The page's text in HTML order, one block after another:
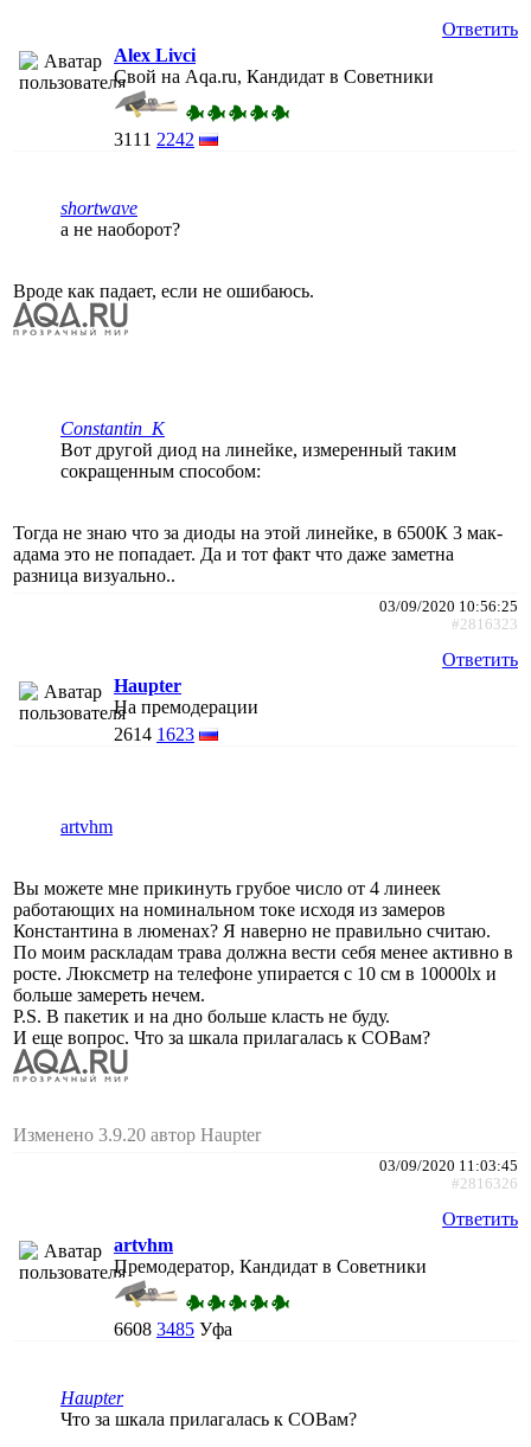
Ответить
Alex Livci
Свой на Aqa.ru, Кандидат в Советники
3111 2242
shortwave
а не наоборот?
Вроде как падает, если не ошибаюсь.
Constantin_K
Вот другой диод на линейке, измеренный таким
сокращенным способом:
Тогда не знаю что за диоды на этой линейке, в 6500К 3 мак-
адама это не попадает. Да и тот факт что даже заметна
разница визуально..
03/09/2020 10:56:25
#2816323
Ответить
Haupter
На премодерации
2614 1623
artvhm
Вы можете мне прикинуть грубое число от 4 линеек
работающих на номинальном токе исходя из замеров
Константина в люменах? Я наверно не правильно считаю.
По моим раскладам трава должна вести себя менее активно в
росте. Люксметр на телефоне упирается с 10 см в 10000lx и
больше замереть нечем.
P.S. В пакетик и на дно больше класть не буду.
И еще вопрос. Что за шкала прилагалась к COBам?
Изменено 3.9.20 автор Haupter
03/09/2020 11:03:45
#2816326
Ответить
artvhm
Премодератор, Кандидат в Советники
6608 3485 Уфа
Haupter
Что за шкала прилагалась к COBам?